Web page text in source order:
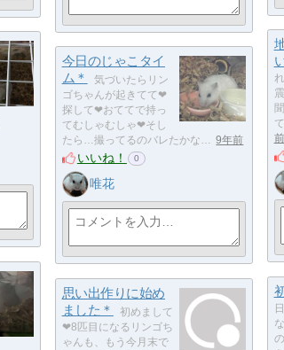
前
今日のじゃこタイ
ム＊
気づいたらリン
ゴちゃんが起きてて❤
探して❤おててで持っ
てむしゃむしゃ❤そし
たら…撮ってるのバレたかな…
9年前
いいね！ 0
唯花
思い出作りに始め
ました＊
初めまして
❤8匹目になるリンゴち
ゃんも、もう今月末で